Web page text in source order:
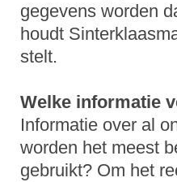
gegevens worden
houdt
stelt.
Welke informatie
Informatie over al
worden het meest
gebruikt? Om het